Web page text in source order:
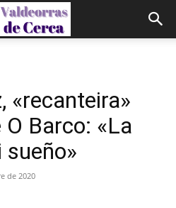
«recanteira»
Barco: «La
de 2020